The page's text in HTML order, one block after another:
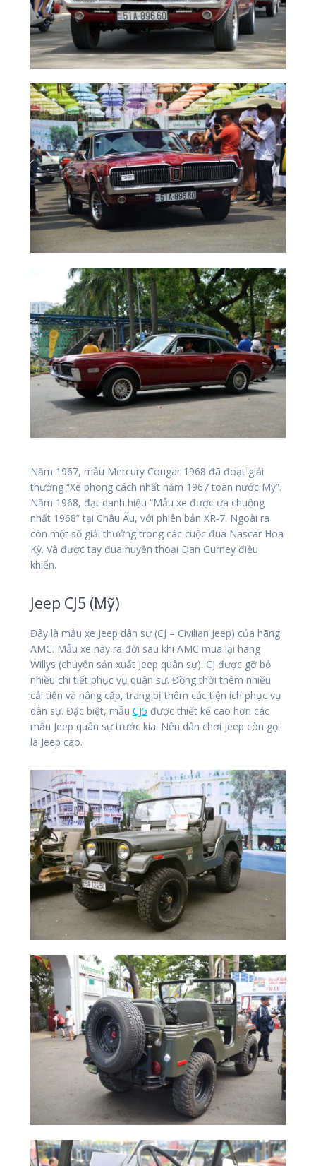
Năm 1967, mẫu Mercury Cougar 1968 đã đoạt giải
thưởng “Xe phong cách nhất năm 1967 toàn nước Mỹ”.
Năm 1968, đạt danh hiệu “Mẫu xe được ưa chuộng
nhất 1968” tại Châu Âu, với phiên bản XR-7. Ngoài ra
còn một số giải thưởng trong các cuộc đua Nascar Hoa
Kỳ. Và được tay đua huyền thoại Dan Gurney điều
khiển.
Jeep CJ5 (Mỹ)
Đây là mẫu xe Jeep dân sự (CJ – Civilian Jeep) của hãng
AMC. Mẫu xe này ra đời sau khi AMC mua lại hãng
Willys (chuyên sản xuất Jeep quân sự). CJ được gỡ bỏ
nhiều chi tiết phục vụ quân sự. Đồng thời thêm nhiều
cải tiến và nâng cấp, trang bị thêm các tiện ích phục vụ
dân sự. Đặc biệt, mẫu CJ5 được thiết kế cao hơn các
mẫu Jeep quân sự trước kia. Nên dân chơi Jeep còn gọi
là Jeep cao.